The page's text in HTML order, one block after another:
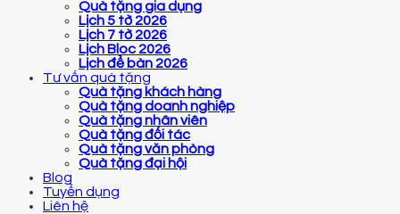
Quà tặng gia dụng
Lịch 5 tờ 2026
Lịch 7 tờ 2026
Lịch Bloc 2026
Lịch để bàn 2026
Tư vấn quà tặng
Quà tặng khách hàng
Quà tặng doanh nghiệp
Quà tặng nhân viên
Quà tặng đối tác
Quà tặng văn phòng
Quà tặng đại hội
Blog
Tuyển dụng
Liên hệ